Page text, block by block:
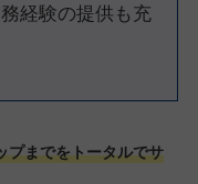
経験の提供も充
プまでをトータルでサ